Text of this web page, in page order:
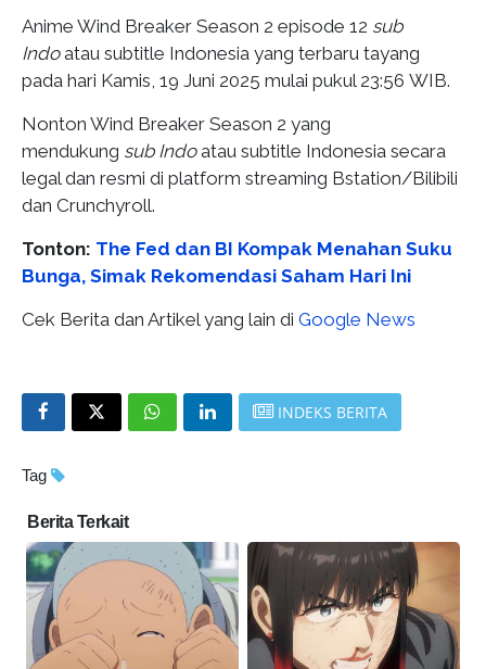
Anime Wind Breaker Season 2 episode 12 sub
Indoatau subtitle Indonesia yang terbaru tayang
pada hari Kamis, 19 Juni 2025 mulai pukul 23:56 WIB.
Nonton Wind Breaker Season 2 yang
mendukung sub Indoatau subtitle Indonesia secara
legal dan resmi di platform streaming Bstation/Bilibili
dan Crunchyroll.
Tonton: The Fed dan BI Kompak Menahan Suku
Bunga, Simak Rekomendasi Saham Hari Ini
Cek Berita dan Artikel yang lain di Google News
INDEKS BERITA
Tag
Berita Terkait